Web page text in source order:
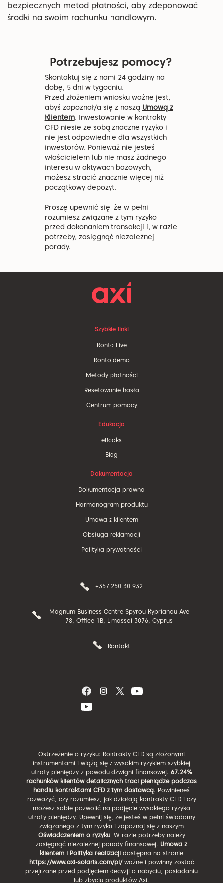
bezpiecznych metod płatności, aby zdeponować
środki na swoim rachunku handlowym.
Potrzebujesz pomocy?
Skontaktuj się z nami 24 godziny na
dobę, 5 dni w tygodniu.
Przed złożeniem wniosku ważne jest,
abyś zapoznał/a się z naszą Umową z
Klientem. Inwestowanie w kontrakty
CFD niesie ze sobą znaczne ryzyko i
nie jest odpowiednie dla wszystkich
inwestorów. Ponieważ nie jesteś
właścicielem lub nie masz żadnego
interesu w aktywach bazowych,
możesz stracić znacznie więcej niż
początkowy depozyt.
Proszę upewnić się, że w pełni
rozumiesz związane z tym ryzyko
przed dokonaniem transakcji i, w razie
potrzeby, zasięgnąć niezależnej
porady.
Szybkie linki
Konto Live
Konto demo
Metody płatności
Resetowanie hasła
Centrum pomocy
Edukacja
eBooks
Blog
Dokumentacja
Dokumentacja prawna
Harmonogram produktu
Umowa z klientem
Obsługa reklamacji
Polityka prywatności
+357 250 30 932
Magnum Business Centre Spyrou Kyprianou Ave
78, Office 1B, Limassol 3076, Cyprus
Kontakt
Ostrzeżenie o ryzyku: Kontrakty CFD są złożonymi
instrumentami i wiążą się z wysokim ryzykiem szybkiej
utraty pieniędzy z powodu dźwigni finansowej. 67.24%
rachunków klientów detalicznych traci pieniądze podczas
handlu kontraktami CFD z tym dostawcą. Powinieneś
rozważyć, czy rozumiesz, jak działają kontrakty CFD i czy
możesz sobie pozwolić na podjęcie wysokiego ryzyka
utraty pieniędzy. Upewnij się, że jesteś w pełni świadomy
związanego z tym ryzyka i zapoznaj się z naszym
Oświadczeniem o ryzyku. W razie potrzeby należy
zasięgnąć niezależnej porady finansowej. Umowa z
klientem i Polityka realizacji dostępna na stronie
https://www.axi-solaris.com/pl/ważne i powinny zostać
przejrzane przed podjęciem decyzji o nabyciu, posiadaniu
lub zbyciu produktów Axi.